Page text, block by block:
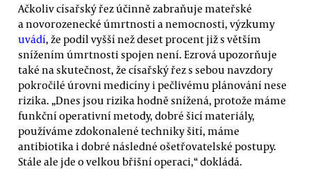
Ačkoliv císařský řez účinně zabraňuje mateřské
a novorozenecké úmrtnosti a nemocnosti, výzkumy
uvádí, že podíl vyšší než deset procent již s větším
snížením úmrtnosti spojen není. Ezrová upozorňuje
také na skutečnost, že císařský řez s sebou navzdory
pokročilé úrovni medicíny i pečlivému plánování nese
rizika. „Dnes jsou rizika hodně snížená, protože máme
funkční operativní metody, dobré šicí materiály,
používáme zdokonalené techniky šití, máme
antibiotika i dobré následné ošetřovatelské postupy.
Stále ale jde o velkou břišní operaci,“ dokládá.